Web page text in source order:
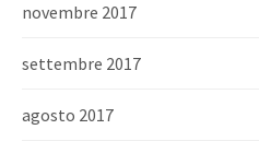
novembre 2017
settembre 2017
agosto 2017